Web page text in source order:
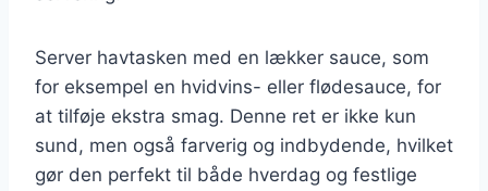
Server havtasken med en lækker sauce, som
for eksempel en hvidvins- eller flødesauce, for
at tilføje ekstra smag. Denne ret er ikke kun
sund, men også farverig og indbydende, hvilket
gør den perfekt til både hverdag og festlige